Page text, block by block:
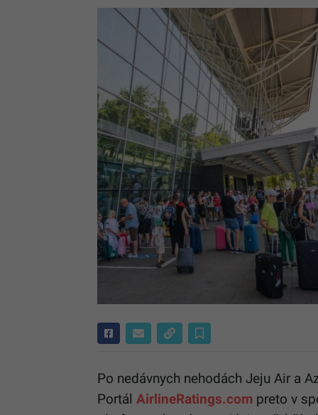
Po nedávnych nehodách Jeju Air a
Portál AirlineRatings.com preto v